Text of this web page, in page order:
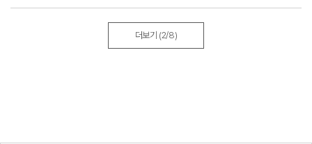
더보기 (2/8)